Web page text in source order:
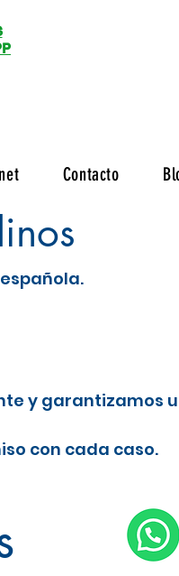
Contacto
y garantizamos
con cada caso.